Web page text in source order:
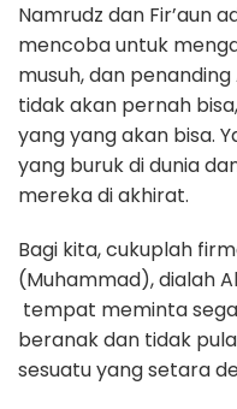
Namrudz dan Fir’aun
mencoba untuk
musuh, dan
tidak akan pernah
yang yang akan bisa.
yang buruk di dunia
mereka di akhirat.
Bagi kita, cukuplah
(Muhammad), dialah
tempat meminta
beranak dan tidak
sesuatu yang setara